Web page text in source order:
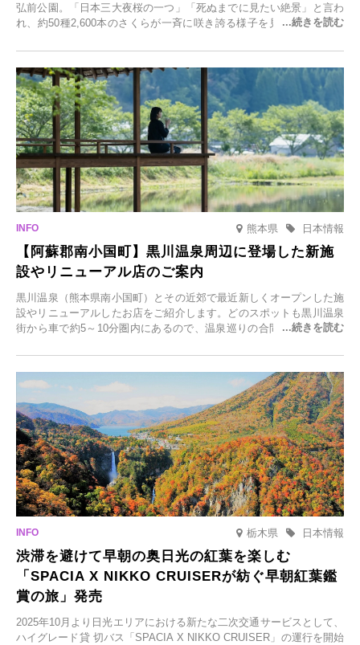
弘前公園。「日本三大夜桜の一つ」「死ぬまでに見たい絶景」と言わ
れ、約50種2,600本のさくらが一斉に咲き誇る様子を見に、世界中か
日(月)～2026年2月28日(土)の期間、「冬に咲くさくらライトアップ」
を開催します。
熊本県 日本情報
【阿蘇郡南小国町】黒川温泉周辺に登場した新施
設やリニューアル店のご案内
黒川温泉（熊本県南小国町）とその近郊で最近新しくオープンした施
設やリニューアルしたお店をご紹介します。どのスポットも黒川温泉
街から車で約5～10分圏内にあるので、温泉巡りの合間に気軽に立ち
元食材にこだわったレストランなど、多彩な魅力が満載です。黒川温
泉の新たな楽しみとしてチェックしてみてください。
栃木県 日本情報
渋滞を避けて早朝の奥日光の紅葉を楽しむ
「SPACIA X NIKKO CRUISERが紡ぐ早朝紅葉鑑
賞の旅」発売
2025年10月より日光エリアにおける新たな二次交通サービスとして、
ハイグレード貸 切バス「SPACIA X NIKKO CRUISER」の運行を開始